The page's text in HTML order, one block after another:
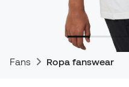
Fans Ropa fanswear